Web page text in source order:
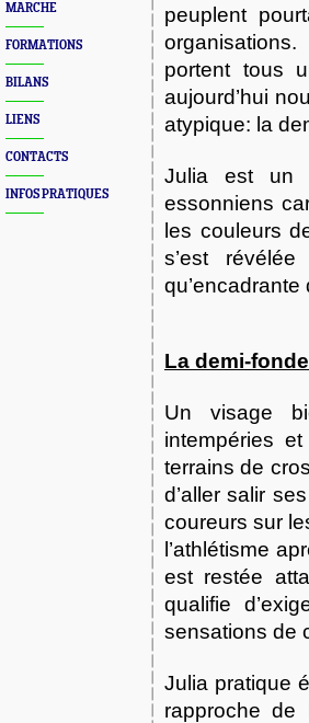
MARCHE
FORMATIONS
BILANS
LIENS
CONTACTS
INFOS PRATIQUES
peuplent
portent tous
aujourd’hui
atypique: la
Julia est un
essonniens
les couleurs
s’est
La demi-
Un visage
intempéries
terrains de
d’aller salir
coureurs sur
l’athlétisme
est restée
qualifie
sensations de
Julia pratique
rapproche de